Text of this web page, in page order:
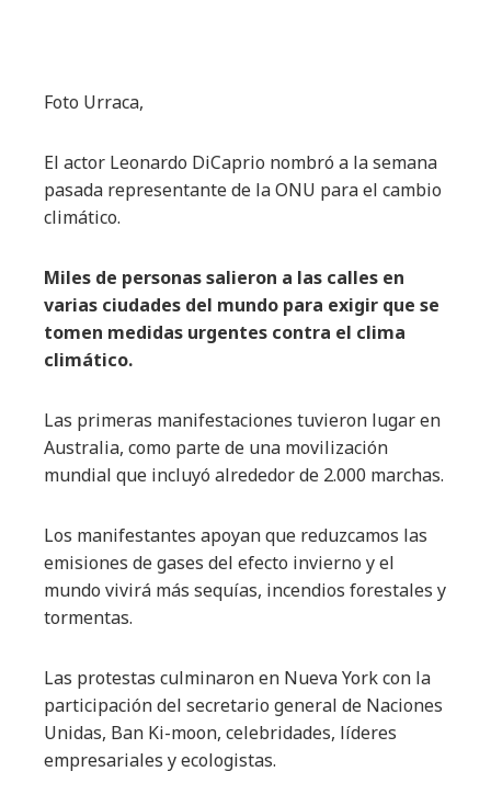
Foto Urraca,
El actor Leonardo DiCaprio nombró a la semana
pasada representante de la ONU para el cambio
climático.
Miles de personas salieron a las calles en
varias ciudades del mundo para exigir que se
tomen medidas urgentes contra el clima
climático.
Las primeras manifestaciones tuvieron lugar en
Australia, como parte de una movilización
mundial que incluyó alrededor de 2.000 marchas.
Los manifestantes apoyan que reduzcamos las
emisiones de gases del efecto invierno y el
mundo vivirá más sequías, incendios forestales y
tormentas.
Las protestas culminaron en Nueva York con la
participación del secretario general de Naciones
Unidas, Ban Ki-moon, celebridades, líderes
empresariales y ecologistas.